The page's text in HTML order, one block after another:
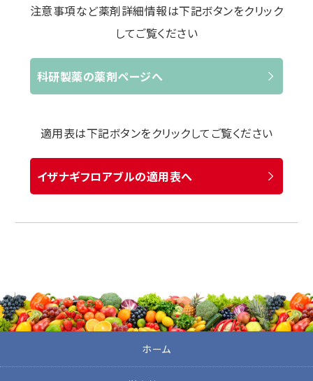
注意事項など薬剤詳細情報は下記ボタンをクリック
してご覧ください
科研製薬の薬剤ページへ
適用表は下記ボタンをクリックしてご覧ください
イザナギフロアブルの適用表へ
ホーム